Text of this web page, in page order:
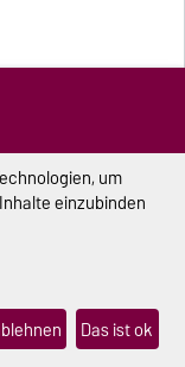
immer, dass
zu tun haben
ein bisschen gilt
leider
ich irgendwann
um
einzubinden
Das ist ok